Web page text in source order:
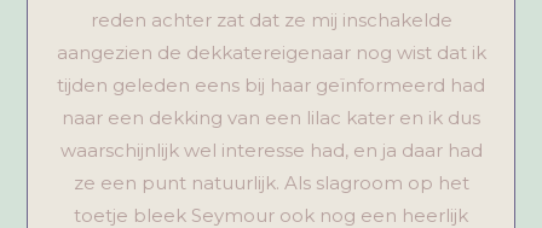
reden achter zat dat ze mij inschakelde
aangezien de dekkatereigenaar nog wist dat ik
tijden geleden eens bij haar geïnformeerd had
naar een dekking van een lilac kater en ik dus
waarschijnlijk wel interesse had, en ja daar had
ze een punt natuurlijk. Als slagroom op het
toetje bleek Seymour ook nog een heerlijk